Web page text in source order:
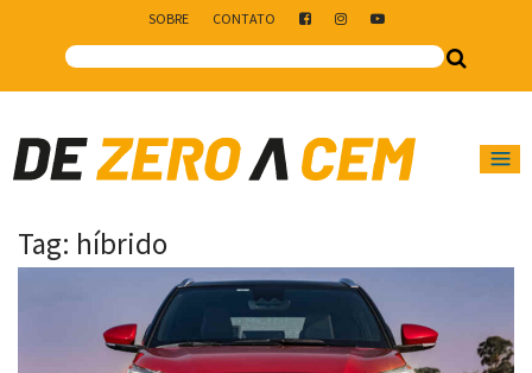
SOBRE CONTATO
Main Navigation
Tag: híbrido